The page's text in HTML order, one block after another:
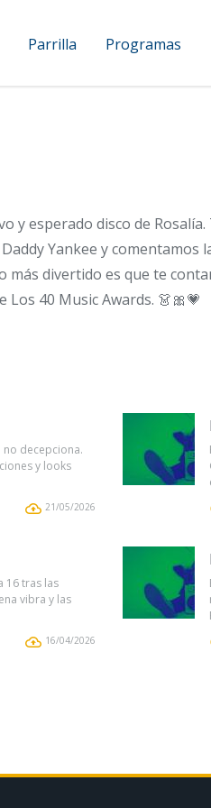
Parrilla Programas
y esperado disco de
Yankee y comentamos
más divertido es que te
40 Music Awards. 👗🎀💗
decepciona.
y looks
21/05/2026
16 tras las
vibra y las
16/04/2026